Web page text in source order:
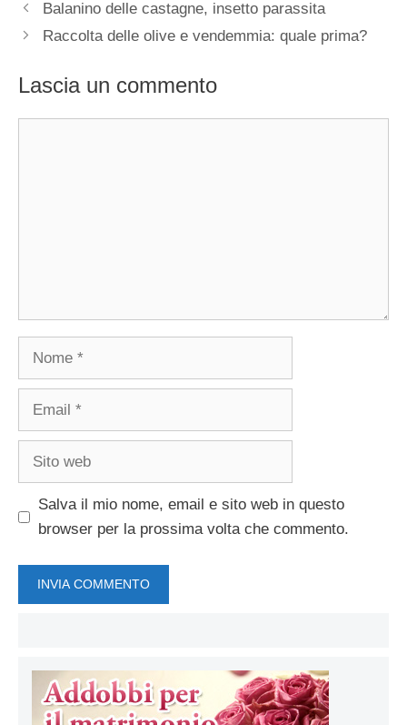
Balanino delle castagne, insetto parassita
Raccolta delle olive e vendemmia: quale prima?
Lascia un commento
Nome
Email
Sito
Salva il mio nome, email e sito web in questo
browser per la prossima volta che commento.